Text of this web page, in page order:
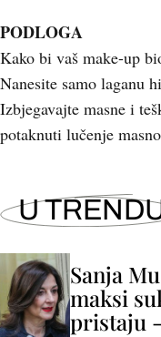
PODLOGA
Kako bi vaš make-up
Nanesite samo laganu
Izbjegavajte masne i
potaknuti lučenje
U
Sanja
maksi
pristaju